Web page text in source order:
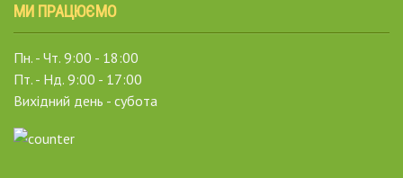
МИ ПРАЦЮЄМО
Пн. - Чт. 9:00 - 18:00
Пт. - Нд. 9:00 - 17:00
Вихідний день - субота